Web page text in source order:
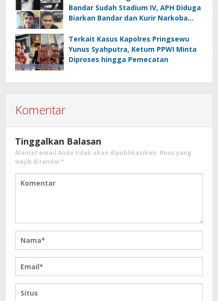
Bandar Sudah Stadium IV, APH Diduga
Biarkan Bandar dan Kurir Narkoba
Terkait Kasus Kapolres Pringsewu
Yunus Syahputra, Ketum PPWI Minta
Diproses hingga Pemecatan
Komentar
Tinggalkan Balasan
Alamat email Anda tidak akan dipublikasikan. Ruas yang
wajib ditandai *